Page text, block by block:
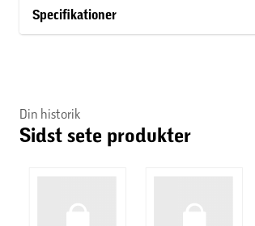
Specifikationer
Din historik
Sidst sete produkter